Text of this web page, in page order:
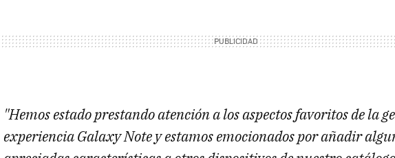
"Hemos estado prestando atención a los aspectos favoritos de la
experiencia Galaxy Note y estamos emocionados por añadir